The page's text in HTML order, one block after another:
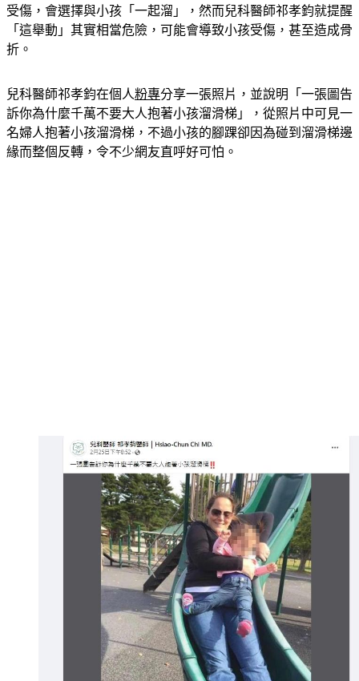
受傷，會選擇與小孩「一起溜」，然而兒科醫師祁孝鈞就提醒
「這舉動」其實相當危險，可能會導致小孩受傷，甚至造成骨
折。
兒科醫師祁孝鈞在個人粉專分享一張照片，並說明「一張圖告
訴你為什麼千萬不要大人抱著小孩溜滑梯」，從照片中可見一
名婦人抱著小孩溜滑梯，不過小孩的腳踝卻因為碰到溜滑梯邊
緣而整個反轉，令不少網友直呼好可怕。